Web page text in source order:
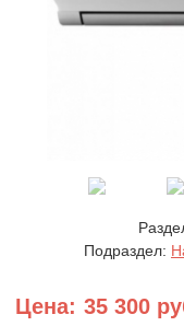
Подраздел:
Цена: 35 300